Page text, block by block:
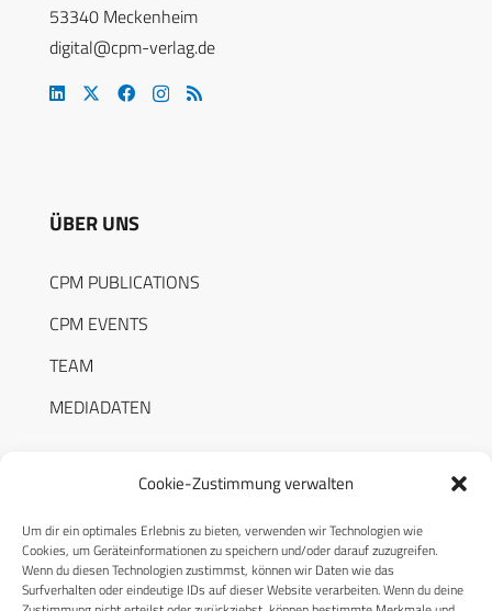
Cookie-Zustimmung verwalten
Um dir ein optimales Erlebnis zu bieten, verwenden wir Technologien wie
Cookies, um Geräteinformationen zu speichern und/oder darauf zuzugreifen.
Wenn du diesen Technologien zustimmst, können wir Daten wie das
Surfverhalten oder eindeutige IDs auf dieser Website verarbeiten. Wenn du deine
53340 Meckenheim
digital@cpm-verlag.de
ÜBER UNS
CPM PUBLICATIONS
CPM EVENTS
TEAM
MEDIADATEN
RECHTLICHES
Datenschutzerklärung